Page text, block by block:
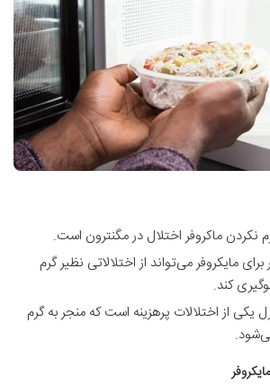
نکردن ماکروفر اختلال در مگنترون است.
مایکروفر می‌تواند از اختلالاتی نظیر گرم
کند.
یکی از اختلالات پرهزینه است که منجر به گرم